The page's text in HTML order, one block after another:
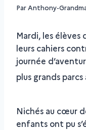
ParAnthony-
Mardi, les
leurs cahiers
journée
plus grands
Nichés au cœur
enfants ont pu